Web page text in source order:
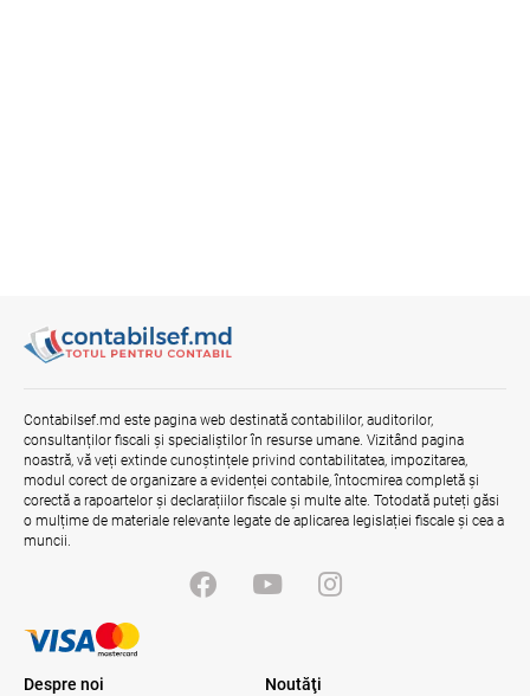
Contabilsef.md este pagina web destinată contabililor, auditorilor,
consultanților fiscali și specialiștilor în resurse umane. Vizitând pagina
noastră, vă veți extinde cunoștințele privind contabilitatea, impozitarea,
modul corect de organizare a evidenței contabile, întocmirea completă și
corectă a rapoartelor și declarațiilor fiscale și multe alte. Totodată puteți găsi
o mulțime de materiale relevante legate de aplicarea legislației fiscale și cea a
muncii.
Despre noi Noutăţi